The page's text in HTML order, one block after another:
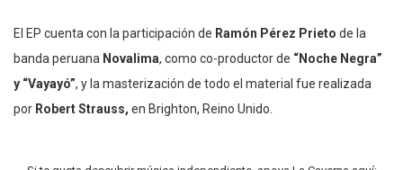
El EP cuenta con la participación de Ramón Pérez Prieto de la
banda peruana Novalima, como co-productor de “Noche Negra”
y “Vayayó”, y la masterización de todo el material fue realizada
por Robert Strauss, en Brighton, Reino Unido.